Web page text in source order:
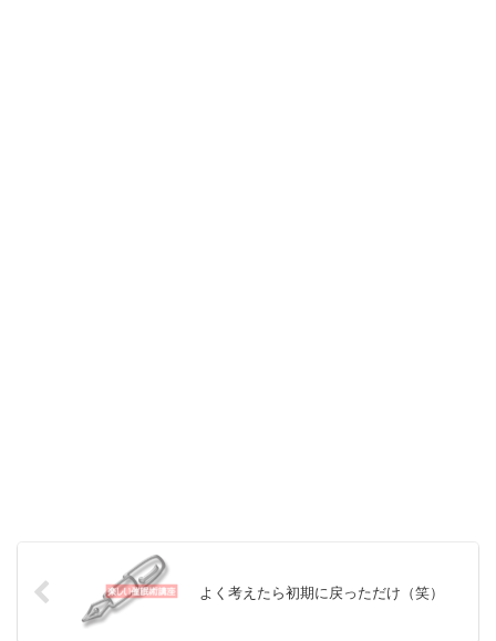
よく考えたら初期に戻っただけ（笑）